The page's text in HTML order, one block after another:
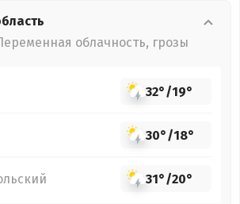
облачность, грозы
32°/19°
30°/18°
31°/20°